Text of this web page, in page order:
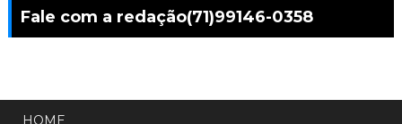
Fale com a redação(71)99146-0358
HOME